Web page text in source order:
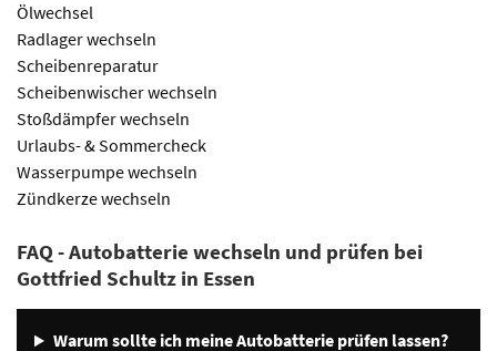
Ölwechsel
Radlager wechseln
Scheibenreparatur
Scheibenwischer wechseln
Stoßdämpfer wechseln
Urlaubs- & Sommercheck
Wasserpumpe wechseln
Zündkerze wechseln
FAQ - Autobatterie wechseln und prüfen bei
Gottfried Schultz in Essen
Warum sollte ich meine Autobatterie prüfen lassen?